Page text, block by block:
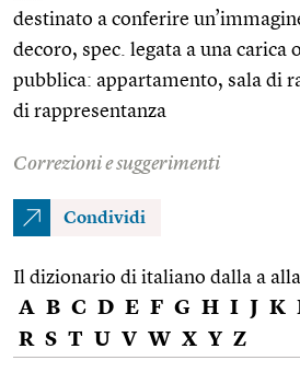
destinato a conferire
decoro, spec. legata a una carica
pubblica: appartamento, sala di
di rappresentanza
Correzioni e suggerimenti
Condividi
Il dizionario di italiano dalla a
A B C D E F G H I J K
R S T U V W X Y Z